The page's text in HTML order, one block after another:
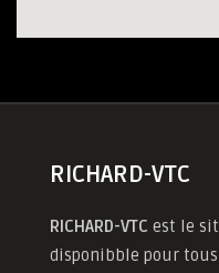
RICHARD-VTC
RICHARD-VTC est le
disponibble pour